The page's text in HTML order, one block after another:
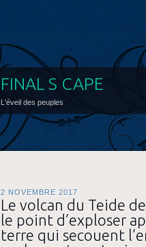
FINAL S CAPE
L'éveil des peuples
2 NOVEMBRE 2017
Le volcan du Teide
le point d’exploser
terre qui secouent